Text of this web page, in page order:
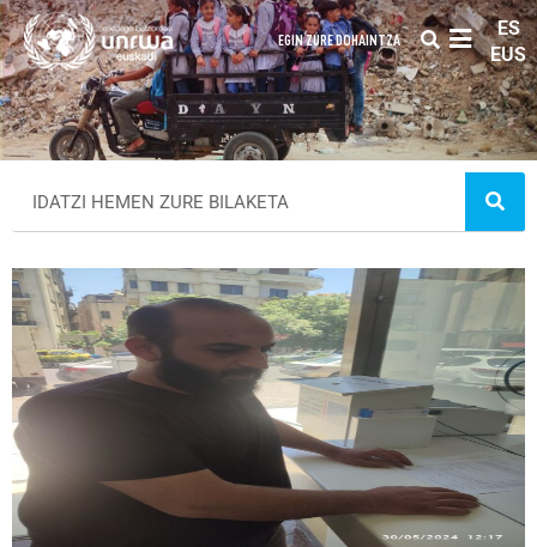
EGIN ZURE DOHAINTZA
ES
EUS